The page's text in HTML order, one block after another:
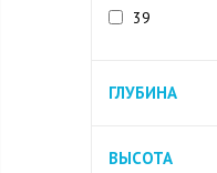
39
ГЛУБИНА
ВЫСОТА